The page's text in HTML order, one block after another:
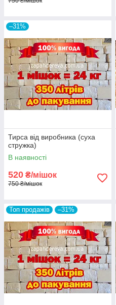
–31%
Тирса від виробника (суха
стружка)
В наявності
520 ₴/мішок
750 ₴/мішок
Топ продажів –31%